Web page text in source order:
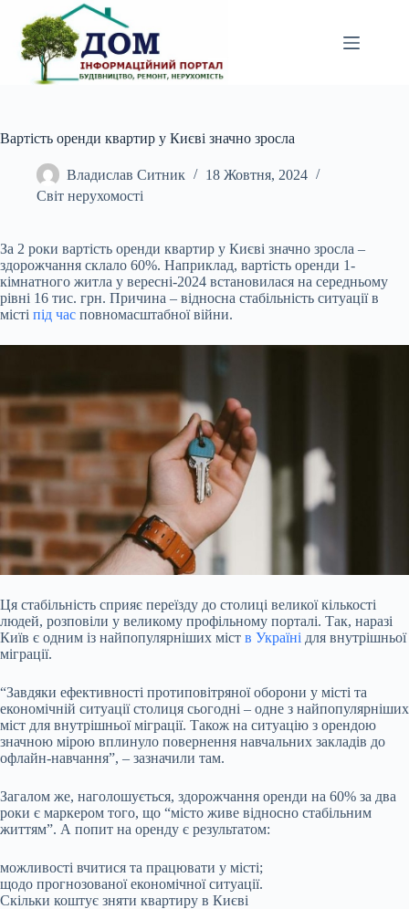
вмісту
Вартість оренди квартир у Києві значно зросла
Владислав Ситник
18 Жовтня, 2024
Світ нерухомості
За 2 роки вартість оренди квартир у Києві значно зросла –
здорожчання склало 60%. Наприклад, вартість оренди 1-
кімнатного житла у вересні-2024 встановилася на середньому
рівні 16 тис. грн. Причина – відносна стабільність ситуації в
місті під час повномасштабної війни.
Ця стабільність сприяє переїзду до столиці великої кількості
людей, розповіли у великому профільному порталі. Так, наразі
Київ є одним із найпопулярніших міст в Україні для внутрішньої
міграції.
“Завдяки ефективності протиповітряної оборони у місті та
економічній ситуації столиця сьогодні – одне з найпопулярніших
міст для внутрішньої міграції. Також на ситуацію з орендою
значною мірою вплинуло повернення навчальних закладів до
офлайн-навчання”, – зазначили там.
Загалом же, наголошується, здорожчання оренди на 60% за два
роки є маркером того, що “місто живе відносно стабільним
життям”. А попит на оренду є результатом:
можливості вчитися та працювати у місті;
щодо прогнозованої економічної ситуації.
Скільки коштує зняти квартиру в Києві